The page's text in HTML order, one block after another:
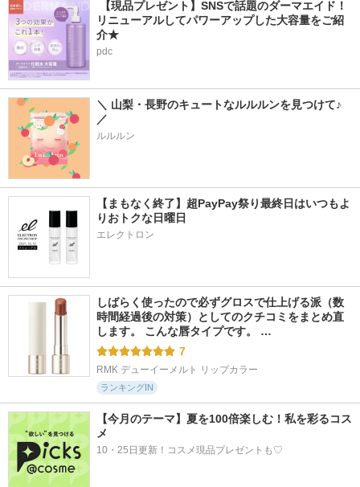
【現品プレゼント】SNSで話題のダーマエイド！
リニューアルしてパワーアップした大容量をご紹
介★
pdc
＼ 山梨・長野のキュートなルルルンを見つけて♪
／
ルルルン
【まもなく終了】超PayPay祭り最終日はいつもよ
りおトクな日曜日
エレクトロン
しばらく使ったので必ずグロスで仕上げる派（数
時間経過後の対策）としてのクチコミをまとめ直
します。 こんな唇タイプです。 …
7
RMK デューイーメルト リップカラー
ランキングIN
【今月のテーマ】夏を100倍楽しむ！私を彩るコス
メ
10・25日更新！コスメ現品プレゼントも♡